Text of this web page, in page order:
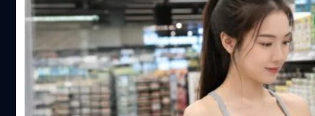
เทรนด์เหล่านี้ ยังทำให้คนรู้สึกเป็นส่วนหนึ่งของสังคม ซึ่งเป็น
ความต้องการพื้นฐานของมนุษย์ วิ่งแลกของ "แฟชั่นชั่วคราว"
สู่การสร้าง "นิสัยใหม่" ถ้าจะบอกว่าคนไทยชอบอะไรแมส ๆ
ตามกระแส ก็ต้องบอกว่าไม่เกินจริง หากมองย้อนไปในอดีต
คนไทยเราสู้ตายเมื่อสังคมเกิดความนิยมอะไรบางอย่างขึ้น…
ยักษ์ที่มีลมพัดโกรกตลอดเวลา และพื้นที่แห่งนี้ยังถูกดีไซน์มา
ให้เป็นลู่วิ่ง Outdoor ตอบโจทย์เมกะเทรนด์ อย่างสุขภาพและ
Longevity ที่สำคัญตรงนี้ยังเป็นพื้นที่ Pet-friendly ด้วย พา
น้องหมาน้องแมวมาวิ่งเล่นและนั่งปิกนิกกันได้เลย จุดต่อมา
คือ Trendy Gallery ที่สายอาร์ตห้ามพลาด เพราะพื้นที่จัด
แสดงที่รวบรวมผลงานมาสเตอร์พีซของศิลปินไทยและสากลที่
แทร็กอาหารด้วยแอปฯ ดีจริงไหม ?
ทุกวันนี้คนหันมาใส่ใจสุขภาพกันมากขึ้น ทั้งคนที่ตั้งใจลดน้ำ
หนัก คุมอาหาร หรือเพราะโรคประจำตัวที่รุมเร้าจนต้องเข้ม
งวดกับอาหารการกิน ซึ่งแน่นอนว่าการแทร็กอาหารหรือ
โภชนาการโดยส่วนมากไม่ได้เกิดจากคลังความรู้ของตัวเองแต่